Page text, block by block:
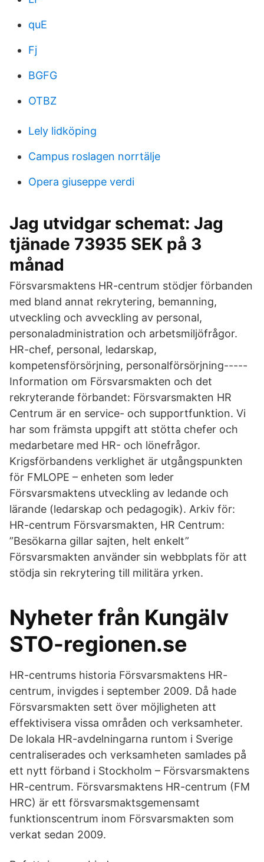
quE
Fj
BGFG
OTBZ
Lely lidköping
Campus roslagen norrtälje
Opera giuseppe verdi
Jag utvidgar schemat: Jag
tjänade 73935 SEK på 3
månad
Försvarsmaktens HR-centrum stödjer förbanden
med bland annat rekrytering, bemanning,
utveckling och avveckling av personal,
personaladministration och arbetsmiljöfrågor.
HR-chef, personal, ledarskap,
kompetensförsörjning, personalförsörjning-----
Information om Försvarsmakten och det
rekryterande förbandet: Försvarsmakten HR
Centrum är en service- och supportfunktion. Vi
har som främsta uppgift att stötta chefer och
medarbetare med HR- och lönefrågor.
Krigsförbandens verklighet är utgångspunkten
för FMLOPE – enheten som leder
Försvarsmaktens utveckling av ledande och
lärande (ledarskap och pedagogik). Arkiv för:
HR-centrum Försvarsmakten, HR Centrum:
”Besökarna gillar sajten, helt enkelt”
Försvarsmakten använder sin webbplats för att
stödja sin rekrytering till militära yrken.
Nyheter från Kungälv
STO-regionen.se
HR-centrums historia Försvarsmaktens HR-
centrum, invigdes i september 2009. Då hade
Försvarsmakten sett över möjligheten att
effektivisera vissa områden och verksamheter.
De lokala HR-avdelningarna runtom i Sverige
centraliserades och verksamheten samlades på
ett nytt förband i Stockholm – Försvarsmaktens
HR-centrum. Försvarsmaktens HR-centrum (FM
HRC) är ett försvarsmaktsgemensamt
funktionscentrum inom Försvarsmakten som
verkat sedan 2009.